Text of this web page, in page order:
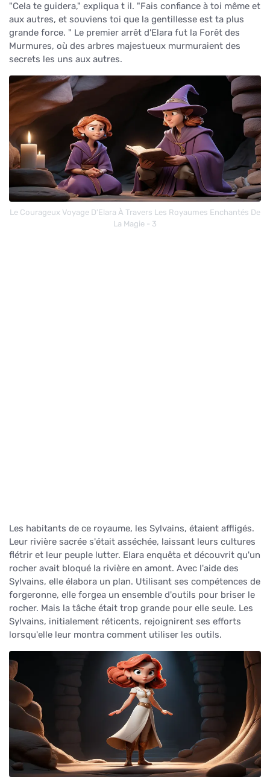
"Cela te guidera," expliqua t il. "Fais confiance à toi même et
aux autres, et souviens toi que la gentillesse est ta plus
grande force. " Le premier arrêt d'Elara fut la Forêt des
Murmures, où des arbres majestueux murmuraient des
secrets les uns aux autres.
Le Courageux Voyage D'Elara À Travers Les Royaumes Enchantés De
La Magie - 3
Les habitants de ce royaume, les Sylvains, étaient affligés.
Leur rivière sacrée s'était asséchée, laissant leurs cultures
flétrir et leur peuple lutter. Elara enquêta et découvrit qu'un
rocher avait bloqué la rivière en amont. Avec l'aide des
Sylvains, elle élabora un plan. Utilisant ses compétences de
forgeronne, elle forgea un ensemble d'outils pour briser le
rocher. Mais la tâche était trop grande pour elle seule. Les
Sylvains, initialement réticents, rejoignirent ses efforts
lorsqu'elle leur montra comment utiliser les outils.